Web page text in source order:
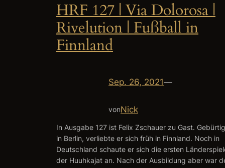
HRF 127 | Via Dolorosa |
Rivelution | Fußball in
Finnland
Sep. 26, 2021—
vonNick
In Ausgabe 127 ist Felix Zschauer zu Gast. Gebürtig
in Berlin, verliebte er sich früh in Finnland. Noch in
Deutschland schaute er sich die ersten
der Huuhkajat an. Nach der Ausbildung aber war